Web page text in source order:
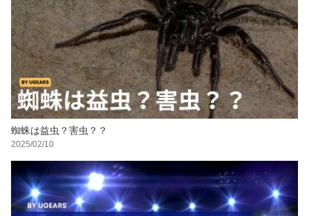
蜘蛛は益虫？害虫？？
2025/02/10